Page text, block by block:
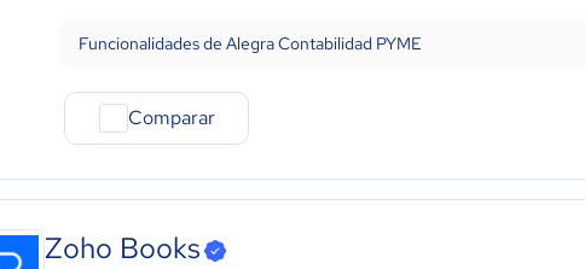
Funcionalidades de Alegra Contabilidad PYME
Comparar
Zoho Books